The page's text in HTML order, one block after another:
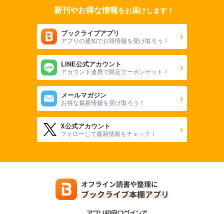
新刊やお得な情報をお届けします！
ブックライブアプリ
アプリの通知でお得情報を受け取ろう！
LINE公式アカウント
アカウント連携で限定クーポンゲット！
メールマガジン
お得な最新情報を受け取ろう！
X公式アカウント
フォローして最新情報をチェック！